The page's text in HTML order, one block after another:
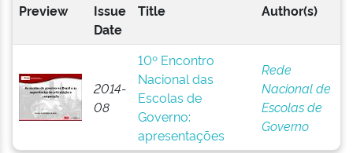
Preview
Issue
Date
Title Author(s)
2014-
08
10º Encontro
Nacional das
Escolas de
Governo:
apresentações
Rede
Nacional de
Escolas de
Governo